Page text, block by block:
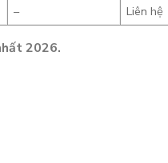
– Liên hệ
2026.